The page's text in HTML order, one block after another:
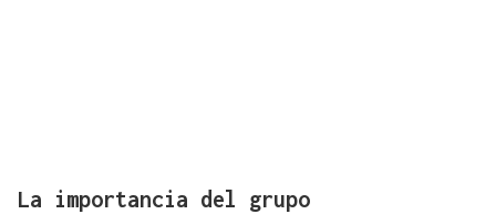
La importancia del grupo